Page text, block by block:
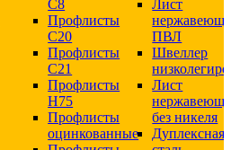
С8
Профлисты
С20
Профлисты
C21
Профлисты
Н75
Профлисты
оцинкованные
Лист
ПВЛ
Швеллер
Лист
без никеля
Дуплексная